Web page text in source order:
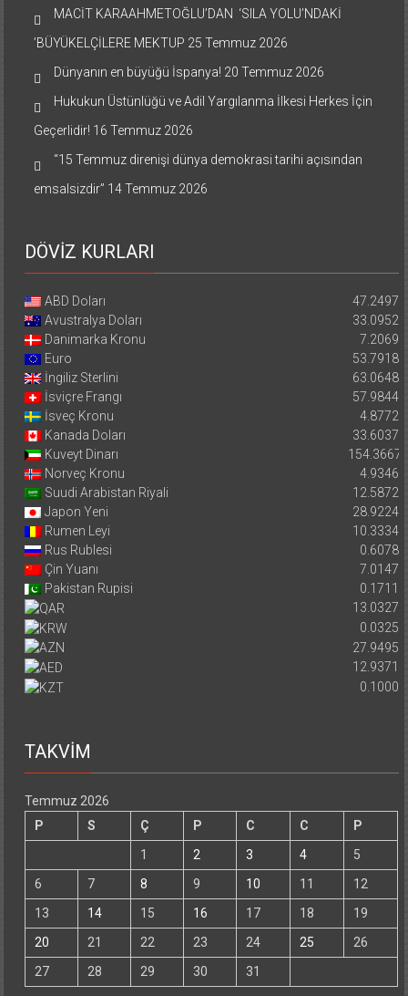
MACİT KARAAHMETOĞLU’DAN ‘SILA YOLU’NDAKİ
’BÜYÜKELÇİLERE MEKTUP 25 Temmuz 2026
Dünyanın en büyüğü İspanya! 20 Temmuz 2026
Hukukun Üstünlüğü ve Adil Yargılanma İlkesi Herkes İçin
Geçerlidir! 16 Temmuz 2026
“15 Temmuz direnişi dünya demokrasi tarihi açısından
emsalsizdir” 14 Temmuz 2026
DÖVİZ KURLARI
ABD Doları
47.2497
Avustralya Doları
33.0952
Danimarka Kronu
7.2069
Euro
53.7918
İngiliz Sterlini
63.0648
İsviçre Frangı
57.9844
İsveç Kronu
4.8772
Kanada Doları
33.6037
Kuveyt Dinarı
154.3667
Norveç Kronu
4.9346
Suudi Arabistan Riyali
12.5872
Japon Yeni
28.9224
Rumen Leyi
10.3334
Rus Rublesi
0.6078
Çin Yuanı
7.0147
Pakistan Rupisi
0.1711
13.0327
0.0325
27.9495
12.9371
0.1000
TAKVİM
Temmuz 2026
P
S Ç P C C
P
1
2 3 4
5
6
7 8 9 10 11
12
13
14 15 16 17 18
19
20
21 22 23 24 25
26
27
28 29 30 31